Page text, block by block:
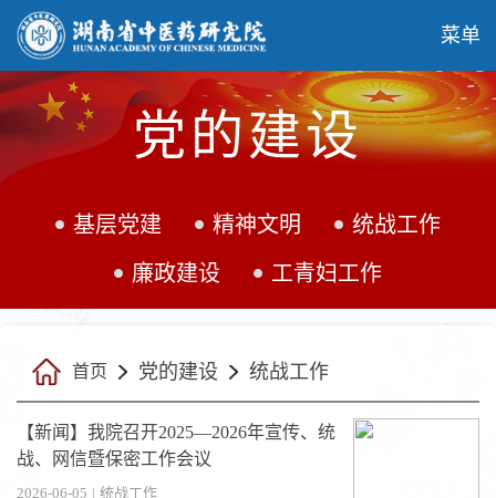
菜单
党的建设
基层党建 精神文明
统战工作
廉政建设
工青妇工作
首页 党的建设 统战工作
【新闻】我院召开2025—2026年宣传、统
战、网信暨保密工作会议
2026-06-05 | 统战工作